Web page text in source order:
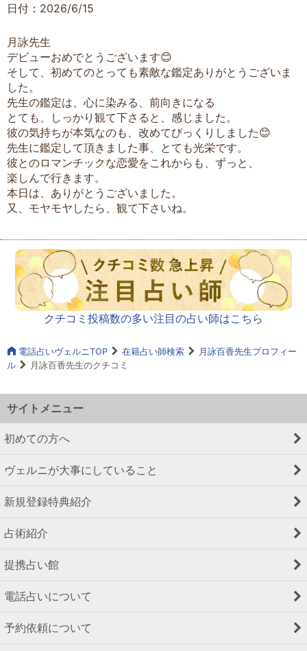
日付：2026/6/15
月詠先生
デビューおめでとうございます😊
そして、初めてのとっても素敵な鑑定ありがとうございま
した。
先生の鑑定は、心に染みる、前向きになる
とても、しっかり観て下さると、感じました。
彼の気持ちが本気なのも、改めてびっくりしました😊
先生に鑑定して頂きました事、とても光栄です。
彼とのロマンチックな恋愛をこれからも、ずっと、
楽しんで行きます。
本日は、ありがとうございました。
又、モヤモヤしたら、観て下さいね。
クチコミ投稿数の多い注目の占い師はこちら
電話占いヴェルニTOP 在籍占い師検索
月詠百香先生プロフィー
ル
月詠百香先生のクチコミ
サイトメニュー
初めての方へ
ヴェルニが大事にしていること
新規登録特典紹介
占術紹介
提携占い館
電話占いについて
予約依頼について